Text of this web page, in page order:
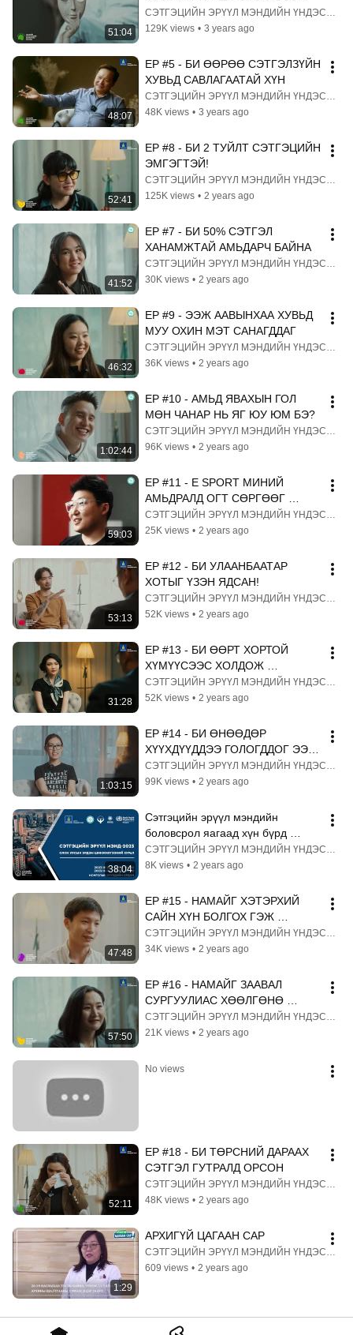
51:04
СЭТГЭЦИЙН ЭРҮҮЛ МЭНДИЙН ҮНДЭСНИЙ ТӨВ
129K views • 3 years ago
48:07
EP #5 - БИ ӨӨРӨӨ СЭТГЭЛЗҮЙН
ХУВЬД САВЛАГААТАЙ ХҮН
СЭТГЭЦИЙН ЭРҮҮЛ МЭНДИЙН ҮНДЭСНИЙ ТӨВ
48K views • 3 years ago
52:41
EP #8 - БИ 2 ТУЙЛТ СЭТГЭЦИЙН
ЭМГЭГТЭЙ!
СЭТГЭЦИЙН ЭРҮҮЛ МЭНДИЙН ҮНДЭСНИЙ ТӨВ
125K views • 2 years ago
41:52
EP #7 - БИ 50% СЭТГЭЛ
ХАНАМЖТАЙ АМЬДАРЧ БАЙНА
СЭТГЭЦИЙН ЭРҮҮЛ МЭНДИЙН ҮНДЭСНИЙ ТӨВ
30K views • 2 years ago
46:32
EP #9 - ЭЭЖ ААВЫНХАА ХУВЬД
МУУ ОХИН МЭТ САНАГДДАГ
СЭТГЭЦИЙН ЭРҮҮЛ МЭНДИЙН ҮНДЭСНИЙ ТӨВ
36K views • 2 years ago
1:02:44
EP #10 - АМЬД ЯВАХЫН ГОЛ
МӨН ЧАНАР НЬ ЯГ ЮУ ЮМ БЭ?
СЭТГЭЦИЙН ЭРҮҮЛ МЭНДИЙН ҮНДЭСНИЙ ТӨВ
96K views • 2 years ago
59:03
EP #11 - E SPORT МИНИЙ
АМЬДРАЛД ОГТ СӨРГӨӨГ
НӨЛӨӨЛЖ БАЙГААГҮЙ!
СЭТГЭЦИЙН ЭРҮҮЛ МЭНДИЙН ҮНДЭСНИЙ ТӨВ
25K views • 2 years ago
53:13
EP #12 - БИ УЛААНБААТАР
ХОТЫГ ҮЗЭН ЯДСАН!
СЭТГЭЦИЙН ЭРҮҮЛ МЭНДИЙН ҮНДЭСНИЙ ТӨВ
52K views • 2 years ago
31:28
EP #13 - БИ ӨӨРТ ХОРТОЙ
ХҮМҮҮСЭЭС ХОЛДОЖ
ЧАДАХГҮЙ БАЙНА!
СЭТГЭЦИЙН ЭРҮҮЛ МЭНДИЙН ҮНДЭСНИЙ ТӨВ
52K views • 2 years ago
1:03:15
EP #14 - БИ ӨНӨӨДӨР
ХҮҮХДҮҮДДЭЭ ГОЛОГДДОГ ЭЭЖ
БОЛЧИХСОН!
СЭТГЭЦИЙН ЭРҮҮЛ МЭНДИЙН ҮНДЭСНИЙ ТӨВ
99K views • 2 years ago
38:04
Сэтгэцийн эрүүл мэндийн
боловсрол яагаад хүн бүрд
хэрэгтэй вэ?
СЭТГЭЦИЙН ЭРҮҮЛ МЭНДИЙН ҮНДЭСНИЙ ТӨВ
8K views • 2 years ago
47:48
EP #15 - НАМАЙГ ХЭТЭРХИЙ
САЙН ХҮН БОЛГОХ ГЭЖ
ХИЧЭЭДЭГ БАЙСАН
СЭТГЭЦИЙН ЭРҮҮЛ МЭНДИЙН ҮНДЭСНИЙ ТӨВ
34K views • 2 years ago
57:50
EP #16 - НАМАЙГ ЗААВАЛ
СУРГУУЛИАС ХӨӨЛГӨНӨ
ГЭСЭН!
СЭТГЭЦИЙН ЭРҮҮЛ МЭНДИЙН ҮНДЭСНИЙ ТӨВ
21K views • 2 years ago
No views
52:11
EP #18 - БИ ТӨРСНИЙ ДАРААХ
СЭТГЭЛ ГУТРАЛД ОРСОН
СЭТГЭЦИЙН ЭРҮҮЛ МЭНДИЙН ҮНДЭСНИЙ ТӨВ
48K views • 2 years ago
1:29
АРХИГҮЙ ЦАГААН САР
СЭТГЭЦИЙН ЭРҮҮЛ МЭНДИЙН ҮНДЭСНИЙ ТӨВ
609 views • 2 years ago